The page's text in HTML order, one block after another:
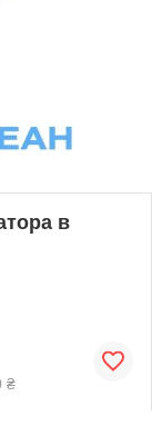
в
₴